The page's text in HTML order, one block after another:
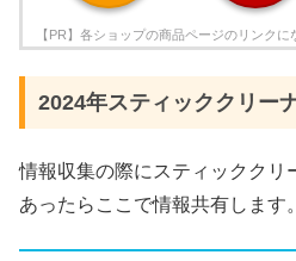
2024年スティッククリー
情報収集の際にスティッククリ
あったらここで情報共有します。